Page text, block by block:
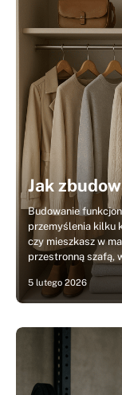
Jak
Budowanie
przemyślenia kilku
czy mieszkasz w
przestronną szafą,
5 lutego 2026